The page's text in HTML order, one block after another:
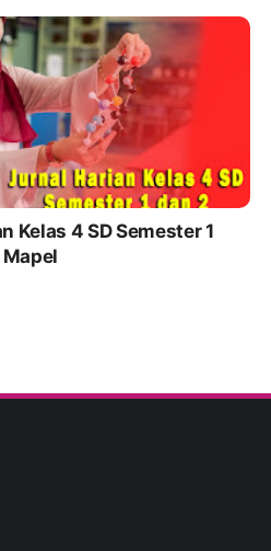
Kelas 4 SD Semester 1